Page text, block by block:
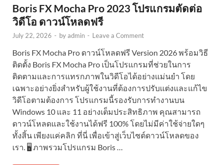
Boris FX Mocha Pro 2023 โปรแกรมตัดต่อ
วิดีโอ ดาวน์โหลดฟรี
July 22, 2026 - byadmin - Leave a Comment
Boris FX Mocha Pro ดาวน์โหลดฟรี Version 2026 พร้อมวิธี
ติดตั้ง Boris FX Mocha Pro เป็นโปรแกรมที่ช่วยในการ
ติดตามและการแทรกภาพในวิดีโอได้อย่างแม่นยำ โดย
เฉพาะอย่างยิ่งสำหรับผู้ใช้งานที่ต้องการปรับแต่งและแก้ไข
วิดีโอตามต้องการ โปรแกรมนี้รองรับการทำงานบน
Windows 10 และ 11 อย่างเต็มประสิทธิภาพ คุณสามารถ
ดาวน์โหลดและใช้งานได้ฟรี 100% โดยไม่มีค่าใช้จ่ายใดๆ
ทั้งสิ้น เพียงแค่คลิก ที่นี่ เพื่อเข้าสู่เว็บไซต์ดาวน์โหลดของ
เรา. 🖥️ ภาพรวมโปรแกรม Boris …